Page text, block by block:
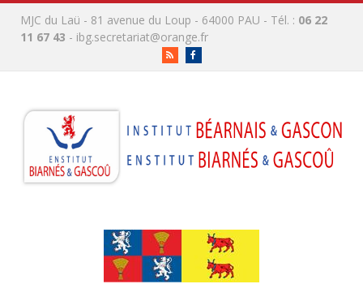
MJC du Laü - 81 avenue du Loup - 64000 PAU - Tél. : 06 22
11 67 43 - ibg.secretariat@orange.fr
RSS